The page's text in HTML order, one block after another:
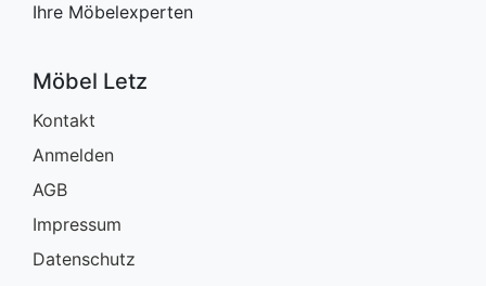
Ihre Möbelexperten
Möbel Letz
Kontakt
Anmelden
AGB
Impressum
Datenschutz
Sets
Massivholzbetten
Schlafzimmer-
Kommoden
Nachttische